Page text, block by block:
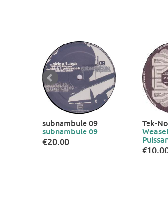
subnambule 09
subnambule 09
€20.00
Tek-